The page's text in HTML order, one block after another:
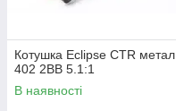
Котушка Eclipse CTR метал
402 2BB 5.1:1
В наявності